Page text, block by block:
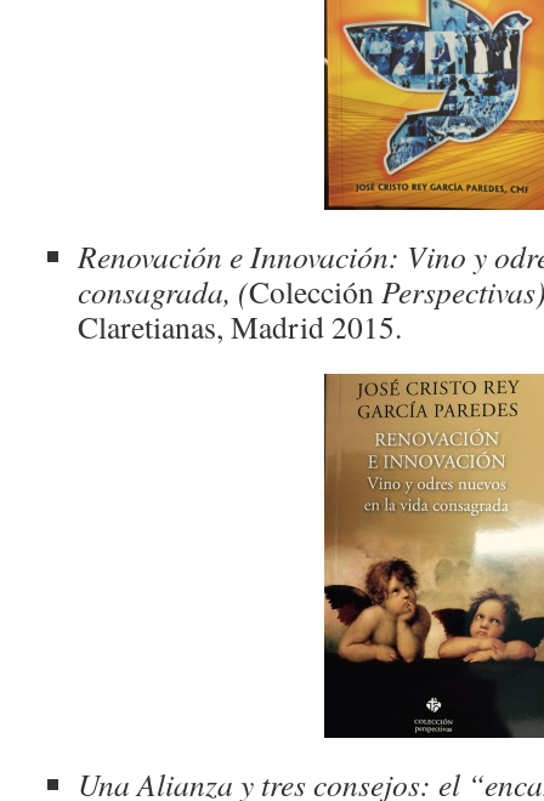
Renovación e Innovación: Vino y
consagrada, (Colección
Claretianas, Madrid 2015.
Una Alianza y tres consejos: el